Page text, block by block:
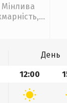
Мінлива
День
12:00